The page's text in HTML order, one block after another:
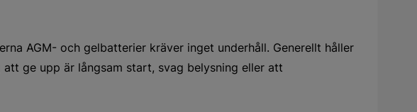
AGM- och gelbatterier kräver inget underhåll. Generellt håller
ge upp är långsam start, svag belysning eller att